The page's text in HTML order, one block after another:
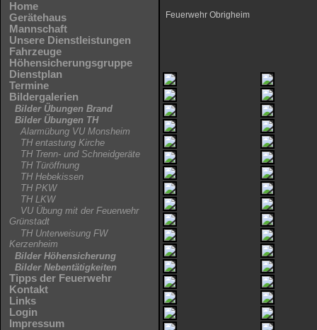
Home
Gerätehaus
Mannschaft
Unsere Dienstleistungen
Fahrzeuge
Höhensicherungsgruppe
Dienstplan
Termine
Bildergalerien
Bilder Übungen Brand
Bilder Übungen TH
Alarmübung VU Monsheim
TH entastung Kirche
TH Trenn- und Schneidgeräte
TH Türöffnung
TH Hebekissen
TH PKW
TH LKW
VU Übung mit der Feuerwehr
Grünstadt
TH Unterweisung FW
Kerzenheim
Bilder Höhensicherung
Bilder Nebentätigkeiten
Tipps der Feuerwehr
Kontakt
Links
Login
Impressum
Feuerwehr Obrigheim